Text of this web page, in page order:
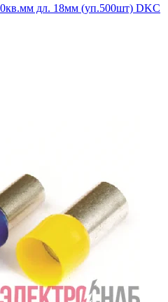
дл. 18мм (уп.500шт) DKC